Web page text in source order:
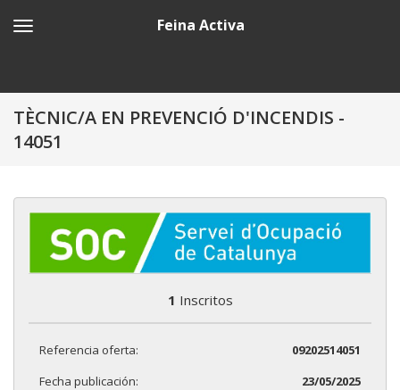
Feina Activa
TÈCNIC/A EN PREVENCIÓ D'INCENDIS -
14051
1 Inscritos
Referencia oferta:
09202514051
Fecha publicación:
23/05/2025